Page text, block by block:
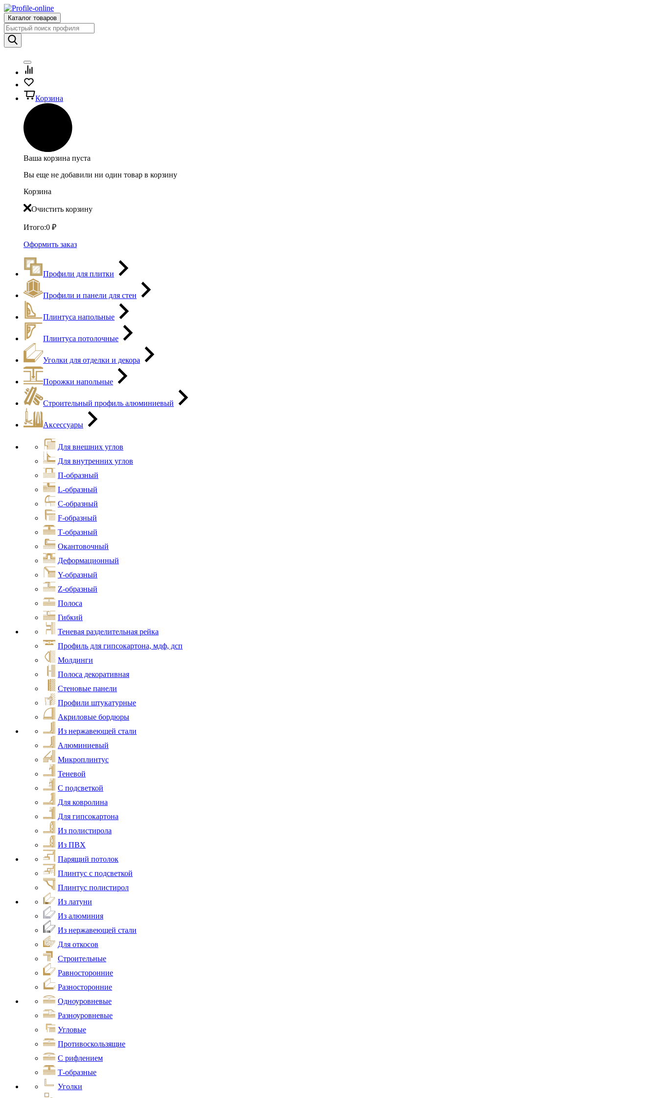
Каталог товаров
Корзина
Ваша корзина пуста
Вы еще не добавили ни один товар в корзину
Корзина
Очистить корзину
Итого:0 ₽
Оформить заказ
Профили для плитки
Профили и панели для стен
Плинтуса напольные
Плинтуса потолочные
Уголки для отделки и декора
Порожки напольные
Строительный профиль алюминиевый
Аксессуары
Для внешних углов
Для внутренних углов
П-образный
L-образный
С-образный
F-образный
Т-образный
Окантовочный
Деформационный
Y-образный
Z-образный
Полоса
Гибкий
Теневая разделительная рейка
Профиль для гипсокартона, мдф, дсп
Молдинги
Полоса декоративная
Стеновые панели
Профили штукатурные
Акриловые бордюры
Из нержавеющей стали
Алюминиевый
Микроплинтус
Теневой
С подсветкой
Для ковролина
Для гипсокартона
Из полистирола
Из ПВХ
Парящий потолок
Плинтус с подсветкой
Плинтус полистирол
Из латуни
Из алюминия
Из нержавеющей стали
Для откосов
Строительные
Равносторонние
Разносторонние
Одноуровневые
Разноуровневые
Угловые
Противоскользящие
С рифлением
Т-образные
Уголки